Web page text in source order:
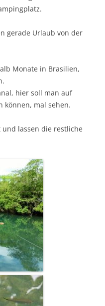
gerade Urlaub von der
Monate in Brasilien,
hier soll man auf
können, mal sehen.
lassen die restliche